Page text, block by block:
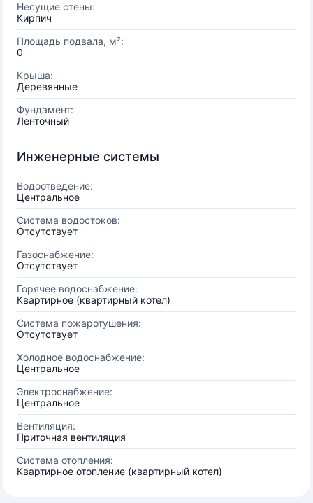
Несущие стены:
Кирпич
Площадь подвала, м²:
0
Крыша:
Деревянные
Фундамент:
Ленточный
Инженерные системы
Водоотведение:
Центральное
Система водостоков:
Отсутствует
Газоснабжение:
Отсутствует
Горячее водоснабжение:
Квартирное (квартирный котел)
Система пожаротушения:
Отсутствует
Холодное водоснабжение:
Центральное
Электроснабжение:
Центральное
Вентиляция:
Приточная вентиляция
Система отопления:
Квартирное отопление (квартирный котел)